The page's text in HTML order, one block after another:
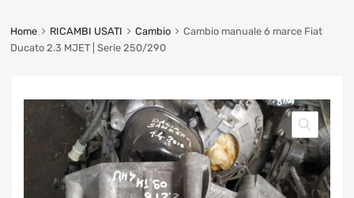
Home RICAMBI USATI Cambio
Cambio manuale 6 marce Fiat
Ducato 2.3 MJET | Serie 250/290